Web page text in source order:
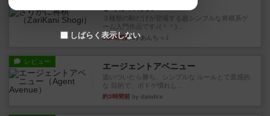
３種類の駒だけが登場する超シンプルな将棋系ゲ
ーム入門作品です♪(＾＾)...
約2時間前by あんちっく
レビュー エージェントアベニュー
追いついたら勝ち。シンプルな ルールとで直感的
な 目的で、ボドゲ慣れし...
約3時間前 by daisdice
しばらく表示しない